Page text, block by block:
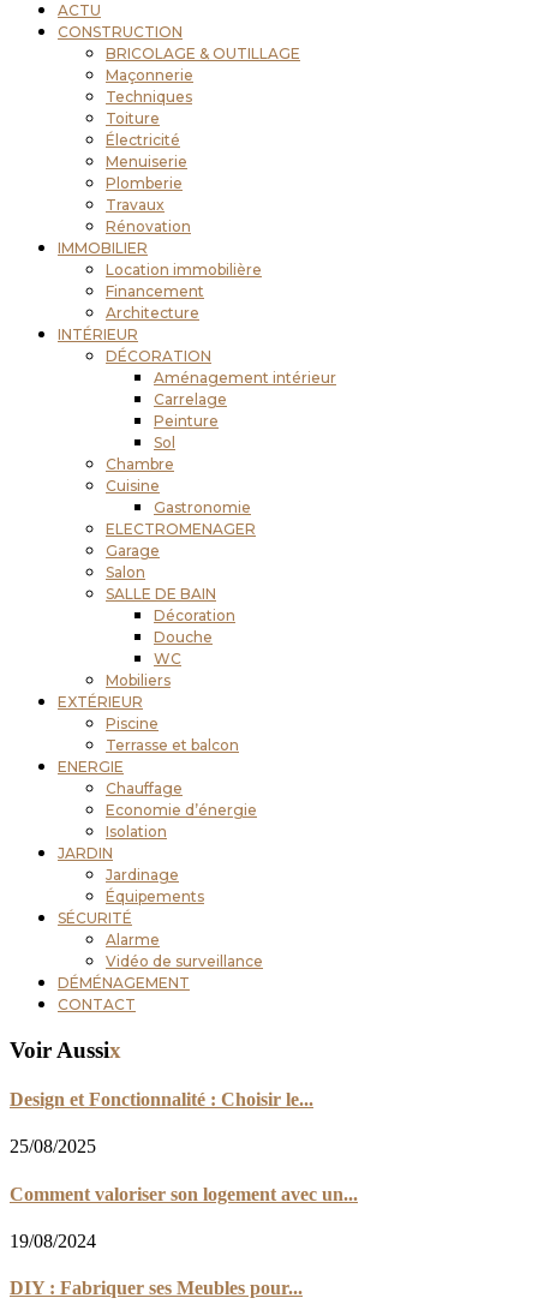
ACTU
CONSTRUCTION
BRICOLAGE & OUTILLAGE
Maçonnerie
Techniques
Toiture
Électricité
Menuiserie
Plomberie
Travaux
Rénovation
IMMOBILIER
Location immobilière
Financement
Architecture
INTÉRIEUR
DÉCORATION
Aménagement intérieur
Carrelage
Peinture
Sol
Chambre
Cuisine
Gastronomie
ELECTROMENAGER
Garage
Salon
SALLE DE BAIN
Décoration
Douche
WC
Mobiliers
EXTÉRIEUR
Piscine
Terrasse et balcon
ENERGIE
Chauffage
Economie d’énergie
Isolation
JARDIN
Jardinage
Équipements
SÉCURITÉ
Alarme
Vidéo de surveillance
DÉMÉNAGEMENT
CONTACT
Voir Aussix
Design et Fonctionnalité : Choisir le...
25/08/2025
Comment valoriser son logement avec un...
19/08/2024
DIY : Fabriquer ses Meubles pour...